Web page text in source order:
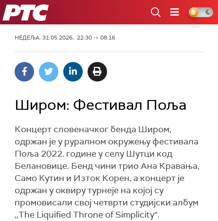
РТС
НЕДЕЉА, 31.05.2026, 22:30 -> 08:16
Широм: Фестивал Поља
Концерт словеначког бенда Широм,
одржан је у руралном окружењу фестивала
Поља 2022. године у селу Шутци код
Белановице. Бенд чини трио Ана Кравања,
Само Кутин и Изток Корен, а концерт је
одржан у оквиру турнеје на којој су
промовисали свој четврти студијски албум
,,The Liquified Throne of Simplicity“.